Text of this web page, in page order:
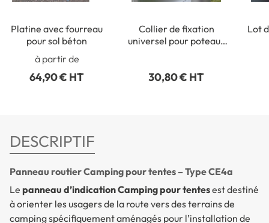
Platine avec fourreau
pour sol béton
à partir de
64,90 € HT
Collier de fixation
universel pour poteaux
30,80 € HT
Lot
DESCRIPTIF
Panneau routier Camping pour tentes – Type CE4a
Le panneau d’indication Camping pour tentesest destiné
à orienter les usagers de la route vers des terrains de
camping spécifiquement aménagés pour l’installation de